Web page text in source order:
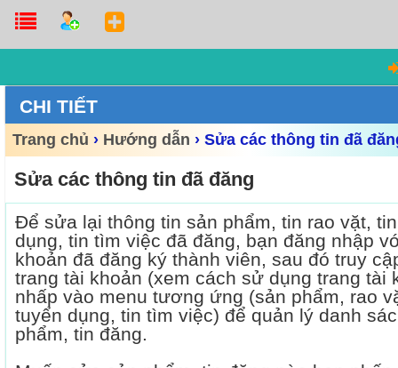
CHI TIẾT
Trang chủ › Hướng dẫn › Sửa các thông tin đã
Sửa các thông tin đã đăng
Để sửa lại thông tin sản phẩm, tin rao vặt,
dụng, tin tìm việc đã đăng, bạn đăng nhập
khoản đã đăng ký thành viên, sau đó truy
trang tài khoản (xem cách sử dụng trang tài
nhấp vào menu tương ứng (sản phẩm, rao
tuyển dụng, tin tìm việc) để quản lý danh
phẩm, tin đăng.